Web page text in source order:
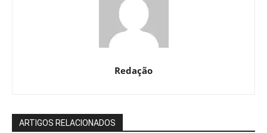
Redação
ARTIGOS RELACIONADOS